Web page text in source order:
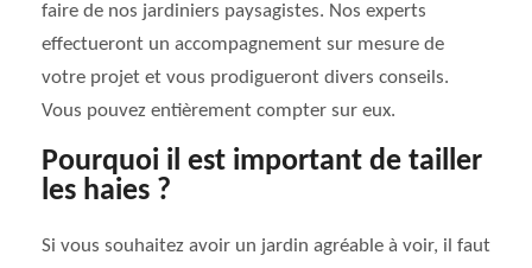
faire de nos jardiniers paysagistes. Nos experts
effectueront un accompagnement sur mesure de
votre projet et vous prodigueront divers conseils.
Vous pouvez entièrement compter sur eux.
Pourquoi il est important de tailler
les haies ?
Si vous souhaitez avoir un jardin agréable à voir, il faut